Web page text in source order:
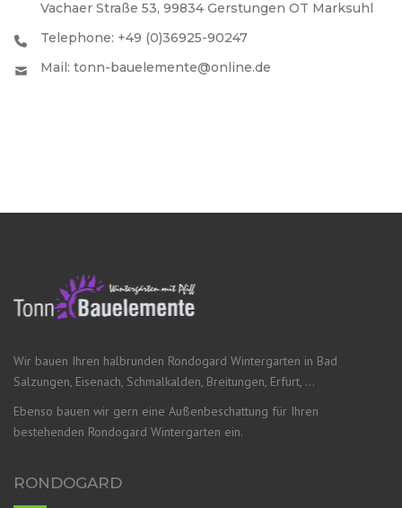
Vachaer Straße 53, 99834 Gerstungen OT Marksuhl
Telephone: +49 (0)36925-90247
Mail: tonn-bauelemente@online.de
Wir bauen Ihren halbrunden Rondogard Wintergarten in Bad
Salzungen, Eisenach, Schmalkalden, Breitungen, Erfurt, …
Ebenso bauen wir gern eine Außenbeschattung für Ihren
bestehenden Rondogard Wintergarten ein.
RONDOGARD